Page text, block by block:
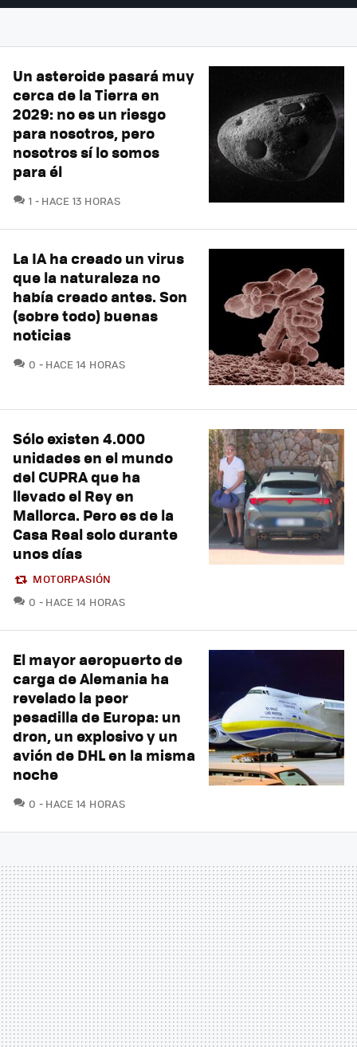
Un asteroide pasará muy
cerca de la Tierra en
2029: no es un riesgo
para nosotros, pero
nosotros sí lo somos
para él
1 COMENTARIOS
HACE 13 HORAS
La IA ha creado un virus
que la naturaleza no
había creado antes. Son
(sobre todo) buenas
noticias
0 COMENTARIOS
HACE 14 HORAS
Sólo existen 4.000
unidades en el mundo
del CUPRA que ha
llevado el Rey en
Mallorca. Pero es de la
Casa Real solo durante
unos días
MOTORPASIÓN
0 COMENTARIOS
HACE 14 HORAS
El mayor aeropuerto de
carga de Alemania ha
revelado la peor
pesadilla de Europa: un
dron, un explosivo y un
avión de DHL en la misma
noche
0 COMENTARIOS
HACE 14 HORAS